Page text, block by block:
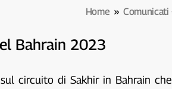
Home » Comunicati
Bahrain 2023
circuito di Sakhir in Bahrain